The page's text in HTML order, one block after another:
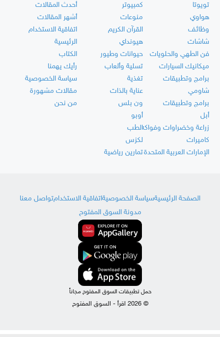
تويوتا
كمبيوتر
هواوي
منوعات
وظائف
القرآن الكريم
شاشات
هيونداي
فن الطهي والحلويات
حيوانات وطيور
ميكانيك السيارات
تسلية وألعاب
برامج وتطبيقات
تغذية
شاومي
عناية بالذات
برامج وتطبيقات
ون بلس
أبل
أوبو
زراعة وخضراوات وفواكهالطب
كاميرات
لكزس
الإمارات العربية المتحدةتمارين رياضية
أحدث المقالات
أشهر المقالات
اتفاقية الاستخدام
الرئيسية
الكتاب
رأيك يهمنا
سياسة الخصوصية
مقالات مشهورة
من نحن
الصفحة الرئيسيةسياسة الخصوصيةاتفاقية الاستخدامتواصل معنا
مدونة السوق المفتوح
حمل تطبيقات السوق المفتوح مجاناً
© 2026 اقرأ - السوق المفتوح